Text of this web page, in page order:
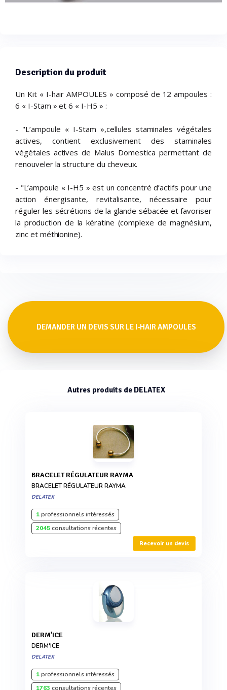
Description du produit
Un Kit « I-hair AMPOULES » composé de 12 ampoules :
6 « I-Stam » et 6 « I-H5 » :
- "L’ampoule « I-Stam »,cellules staminales végétales
actives, contient exclusivement des staminales
végétales actives de Malus Domestica permettant de
renouveler la structure du cheveux.
- "L’ampoule « I-H5 » est un concentré d’actifs pour une
action énergisante, revitalisante, nécessaire pour
réguler les sécrétions de la glande sébacée et favoriser
la production de la kératine (complexe de magnésium,
zinc et méthionine).
DEMANDER UN DEVIS SUR LE I-HAIR AMPOULES
Autres produits de DELATEX
BRACELET RÉGULATEUR RAYMA
BRACELET RÉGULATEUR RAYMA
DELATEX
1professionnels intéressés
2045consultations récentes
Recevoir un devis
DERM'ICE
DERM'ICE
DELATEX
1professionnels intéressés
1763 consultations récentes